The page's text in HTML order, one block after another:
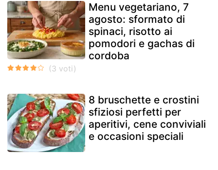
Menu vegetariano, 7
agosto: sformato di
spinaci, risotto ai
pomodori e gachas di
cordoba
8 bruschette e crostini
sfiziosi perfetti per
aperitivi, cene conviviali
e occasioni speciali